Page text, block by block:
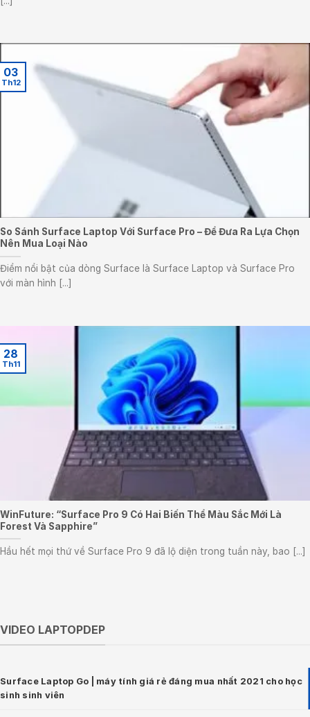
So Sánh Surface Laptop Với Surface Pro – Để Đưa Ra Lựa Chọn
Nên Mua Loại Nào
Điểm nổi bật của dòng Surface là Surface Laptop và Surface Pro
với màn hình [...]
03
Th12
WinFuture: “Surface Pro 9 Có Hai Biến Thể Màu Sắc Mới Là
Forest Và Sapphire”
Hầu hết mọi thứ về Surface Pro 9 đã lộ diện trong tuần này, bao [...]
28
Th11
VIDEO LAPTOPDEP
Surface Laptop Go | máy tính giá rẻ đáng mua nhất 2021 cho học
sinh sinh viên